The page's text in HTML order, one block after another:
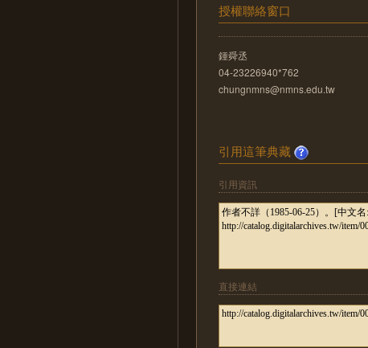
授權聯絡窗口
鍾舜丞
04-23226940*762
chungnmns@nmns.edu.tw
引用這筆典藏
引用資訊
直接連結